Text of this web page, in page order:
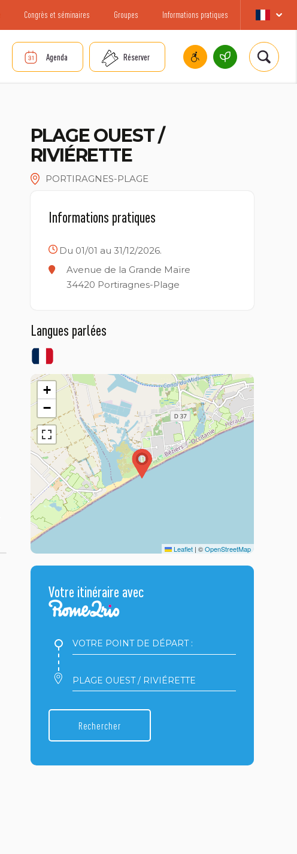
Congrès et séminaires Groupes Informations pratiques
Agenda Réserver
PLAGE OUEST /
RIVIÉRETTE
PORTIRAGNES-PLAGE
Informations pratiques
Du 01/01 au 31/12/2026.
Avenue de la Grande Maïre
34420 Portiragnes-Plage
Langues parlées
+
−
Leaflet | ©OpenStreetMap
Votre itinéraire avec
Votre
point
:Votre
point
Rechercher